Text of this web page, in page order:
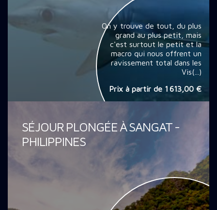
On y trouve de tout, du plus
grand au plus petit, mais
c'est surtout le petit et la
macro qui nous offrent un
ravissement total dans les
Vis(...)
Prix à partir de 1 613,00 €
SÉJOUR PLONGÉE À SANGAT -
PHILIPPINES